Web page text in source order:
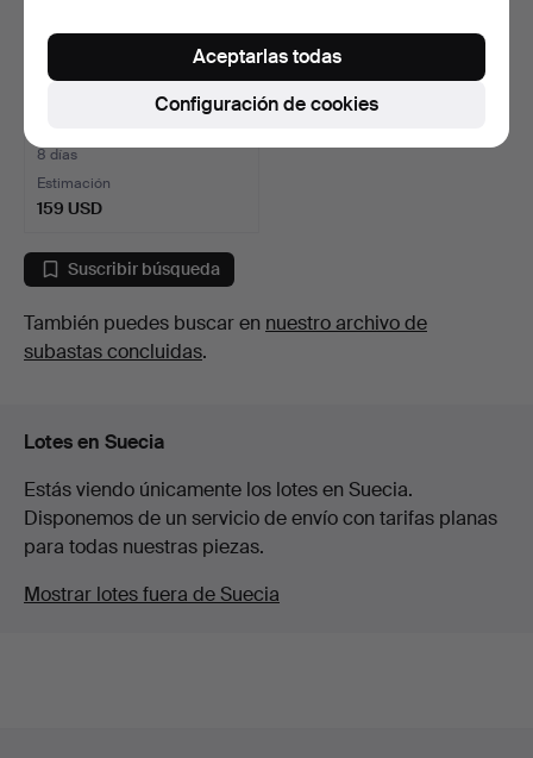
ARMARIO/ROPERO,
8 días
Estimación
159 USD
Suscribir búsqueda
También puedes buscar en nuestro archivo de
subastas concluidas.
Lotes en Suecia
Estás viendo únicamente los lotes en Suecia.
Disponemos de un servicio de envío con tarifas planas
para todas nuestras piezas.
Mostrar lotes fuera de Suecia
Configuración de cookies
Aceptarlas todas